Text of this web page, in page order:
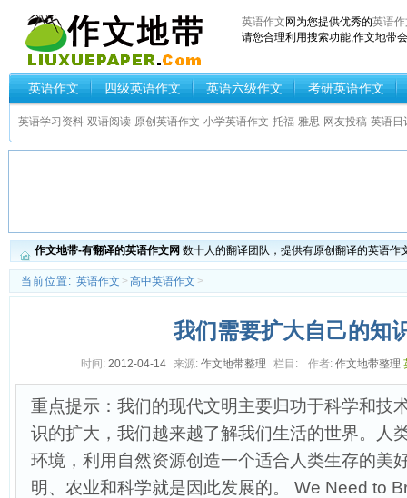
英语作文 网为您提供优秀的英语
请您合理利用搜索功能,作文地带
英语作文 四级英语作文 英语六级作文 考研英语作文
高中英语作文
英语学习资料 双语阅读 原创英语作文 小学英语作文 托福 雅思 网友投稿 英语日
作文地带-有翻译的英语作文网 数十人的翻译团队，提供有原创翻译的英语作
当前位置: 英语作文 > 高中英语作文 >
我们需要扩大自己的知
时间: 2012-04-14 来源: 作文地带整理 栏目: 作者: 作文地带整理
重点提示：我们的现代文明主要归功于科学和技
识的扩大，我们越来越了解我们生活的世界。人
环境，利用自然资源创造一个适合人类生存的美
明、农业和科学就是因此发展的。 We Need to